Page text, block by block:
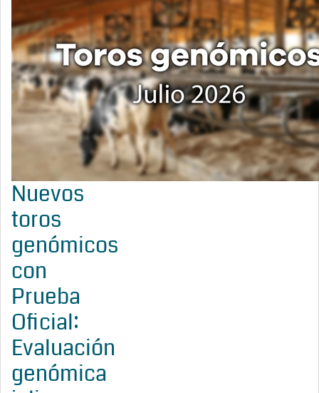
Nuevos
toros
genómicos
con
Prueba
Oficial:
Evaluación
genómica